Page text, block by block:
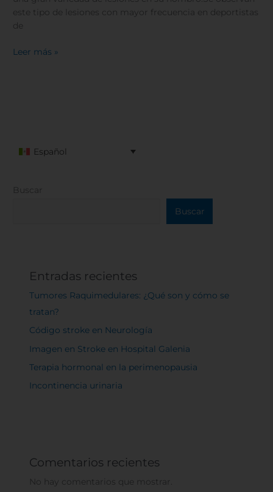
este tipo de lesiones con mayor frecuencia en deportistas
de
Leer más »
Español
Buscar
Buscar
Entradas recientes
Tumores Raquimedulares: ¿Qué son y cómo se
tratan?
Código stroke en Neurología
Imagen en Stroke en Hospital Galenia
Terapia hormonal en la perimenopausia
Incontinencia urinaria
Comentarios recientes
No hay comentarios que mostrar.